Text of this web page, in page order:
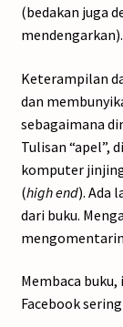
(bedakan juga
Keterampilan
dan
sebagaimana
Tulisan “apel”,
komputer
(high end). Ada
dari buku.
Membaca buku,
Facebook